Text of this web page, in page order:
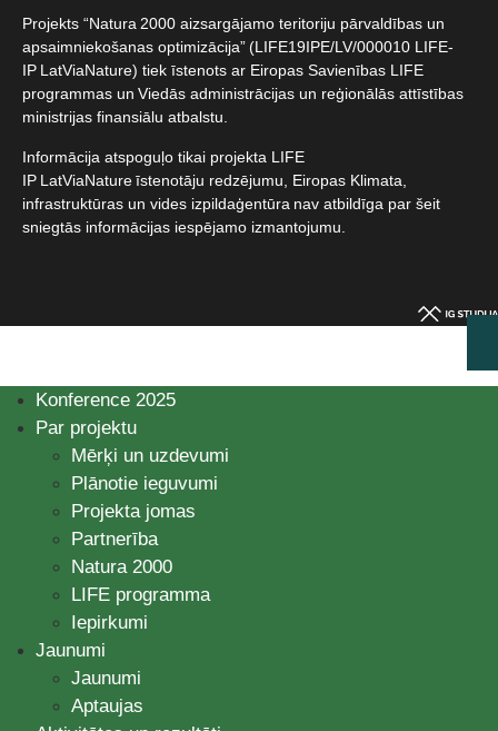
Projekts “Natura 2000 aizsargājamo teritoriju pārvaldības un
apsaimniekošanas optimizācija” (LIFE19IPE/LV/000010 LIFE-
IP LatViaNature) tiek īstenots ar Eiropas Savienības LIFE
programmas un Viedās administrācijas un reģionālās attīstības
ministrijas finansiālu atbalstu.​
Informācija atspoguļo tikai projekta LIFE
IP LatViaNature īstenotāju redzējumu, Eiropas Klimata,
infrastruktūras un vides izpildaģentūra nav atbildīga par šeit
sniegtās informācijas iespējamo izmantojumu.​
Konference 2025
Par projektu
Mērķi un uzdevumi
Plānotie ieguvumi
Projekta jomas
Partnerība
Natura 2000
LIFE programma
Iepirkumi
Jaunumi
Jaunumi
Aptaujas